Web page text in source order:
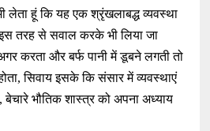
हूं कि यह एक श्रृंखलाबद्ध व्यवस्था
तरह से सवाल करके भी लिया जा
करता और बर्फ पानी में डूबने लगती तो
सिवाय इसके कि संसार में व्यवस्थाएं
भौतिक शास्त्र को अपना अध्याय